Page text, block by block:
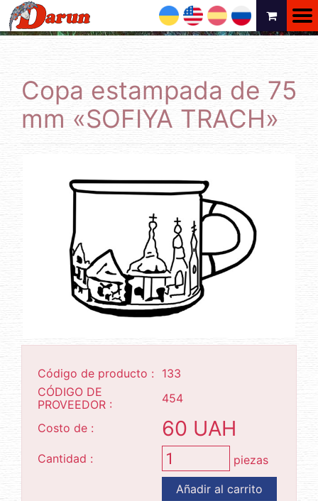
UA EN ES RU
Copa estampada de 75
mm «SOFIYA TRACH»
Código de producto :
133
CÓDIGO DE
PROVEEDOR :
454
Costo de : 60 UAH
Cantidad : piezas
Añadir al carrito